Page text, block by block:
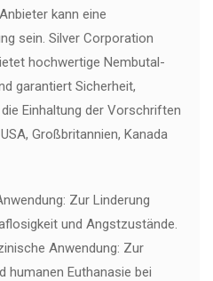
kann eine
sein. Silver Corporation
hochwertige Nembutal-
garantiert Sicherheit,
Einhaltung der Vorschriften
Großbritannien, Kanada
Zur Linderung
und Angstzustände.
Anwendung: Zur
humanen Euthanasie bei